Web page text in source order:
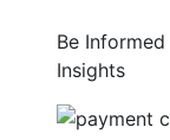
Be
Insights